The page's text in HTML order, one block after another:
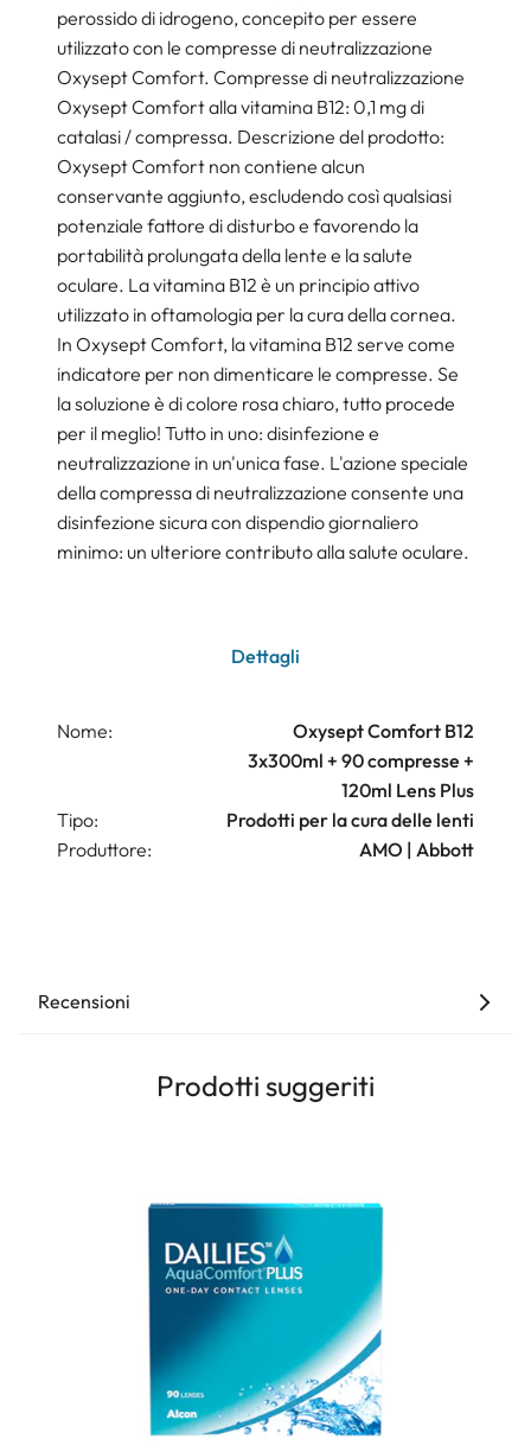
perossido di idrogeno, concepito per essere
utilizzato con le compresse di neutralizzazione
Oxysept Comfort. Compresse di neutralizzazione
Oxysept Comfort alla vitamina B12: 0,1 mg di
catalasi / compressa. Descrizione del prodotto:
Oxysept Comfort non contiene alcun
conservante aggiunto, escludendo così qualsiasi
potenziale fattore di disturbo e favorendo la
portabilità prolungata della lente e la salute
oculare. La vitamina B12 è un principio attivo
utilizzato in oftamologia per la cura della cornea.
In Oxysept Comfort, la vitamina B12 serve come
indicatore per non dimenticare le compresse. Se
la soluzione è di colore rosa chiaro, tutto procede
per il meglio! Tutto in uno: disinfezione e
neutralizzazione in un'unica fase. L'azione speciale
della compressa di neutralizzazione consente una
disinfezione sicura con dispendio giornaliero
minimo: un ulteriore contributo alla salute oculare.
Dettagli
Nome:
Oxysept Comfort B12
3x300ml + 90 compresse +
120ml Lens Plus
Tipo:
Prodotti per la cura delle lenti
Produttore:
AMO | Abbott
Recensioni
Prodotti suggeriti